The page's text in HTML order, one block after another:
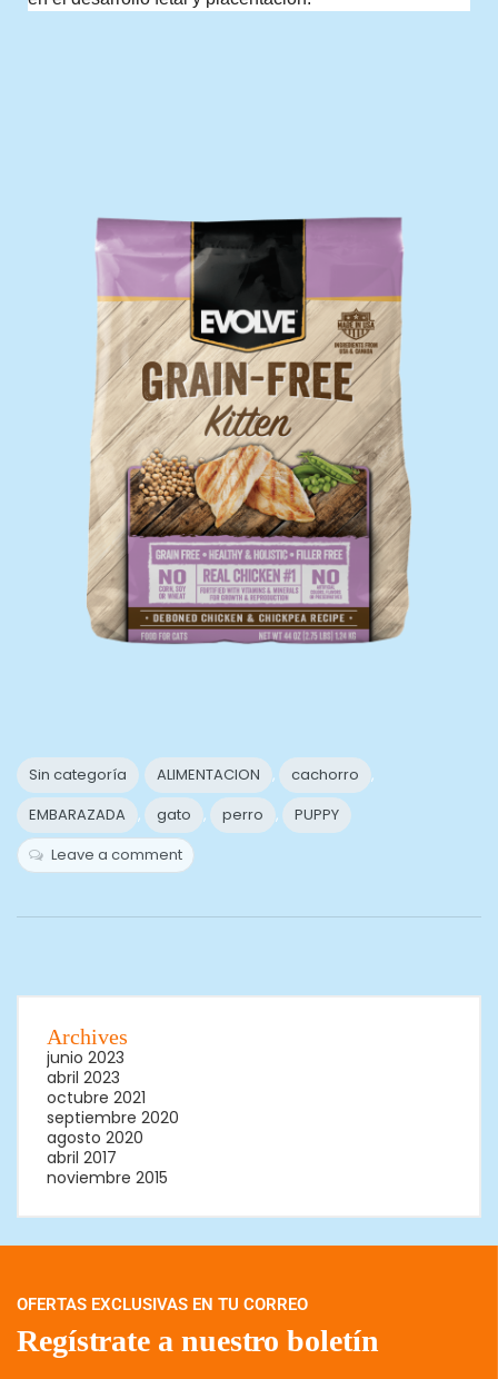
Sin categoría ALIMENTACION , cachorro
,
EMBARAZADA , gato , perro ,
PUPPY
Leave a comment
Archives
junio 2023
abril 2023
octubre 2021
septiembre 2020
agosto 2020
abril 2017
noviembre 2015
OFERTAS EXCLUSIVAS EN TU CORREO
Regístrate a nuestro boletín